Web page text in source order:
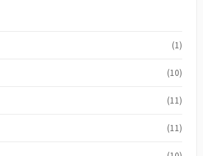
(1)
(10)
(11)
(11)